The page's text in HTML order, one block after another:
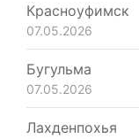
Красноуфимск
07.05.2026
Бугульма
07.05.2026
Лахденпохья